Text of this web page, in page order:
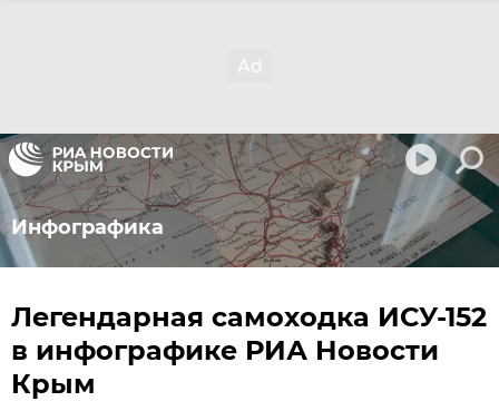
Инфографика
Легендарная самоходка ИСУ-152
в инфографике РИА Новости
Крым